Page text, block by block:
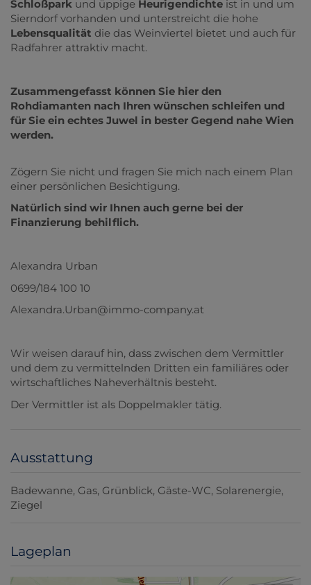
Schloßpark und üppige Heurigendichte ist in und um
Sierndorf vorhanden und unterstreicht die hohe
Lebensqualität die das Weinviertel bietet und auch für
Radfahrer attraktiv macht.
Zusammengefasst können Sie hier den
Rohdiamanten nach Ihren wünschen schleifen und
für Sie ein echtes Juwel in bester Gegend nahe Wien
werden.
Zögern Sie nicht und fragen Sie mich nach einem Plan
einer persönlichen Besichtigung.
Natürlich sind wir Ihnen auch gerne bei der
Finanzierung behilflich.
Alexandra Urban
0699/184 100 10
Alexandra.Urban@immo-company.at
Wir weisen darauf hin, dass zwischen dem Vermittler
und dem zu vermittelnden Dritten ein familiäres oder
wirtschaftliches Naheverhältnis besteht.
Der Vermittler ist als Doppelmakler tätig.
Ausstattung
Badewanne Gas Grünblick Gäste-WC Solarenergie
Ziegel
Lageplan